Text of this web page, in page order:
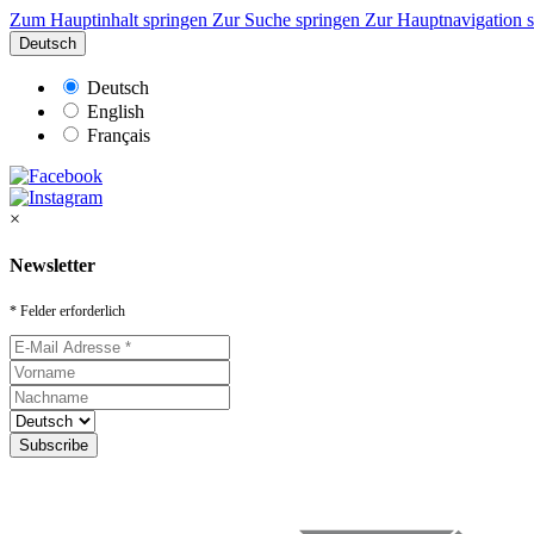
Zum Hauptinhalt springen Zur Suche springen Zur Hauptnavigation
Deutsch
Deutsch
English
Français
×
Newsletter
* Felder erforderlich